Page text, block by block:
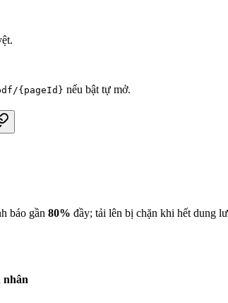
{pageId} nếu bật tự mở.
báo gần 80% đầy; tải lên bị chặn khi hết dung
nhân